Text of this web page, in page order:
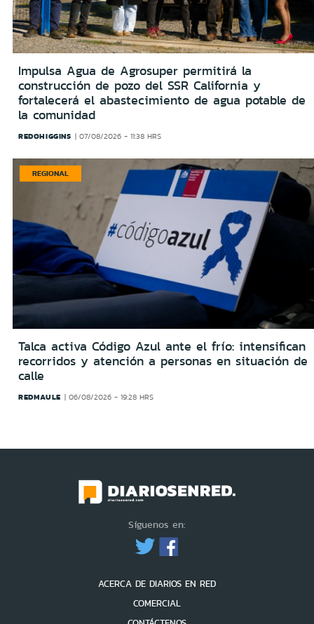
Impulsa Agua de Agrosuper permitirá la
construcción de pozo del SSR California y
fortalecerá el abastecimiento de agua potable de
la comunidad
REDOHIGGINS 07/08/2026 - 11:38 HRS
REGIONAL
Talca activa Código Azul ante el frío: intensifican
recorridos y atención a personas en situación de
calle
REDMAULE 06/08/2026 - 19:28 HRS
Síguenos en:
ACERCA DE DIARIOS EN RED
COMERCIAL